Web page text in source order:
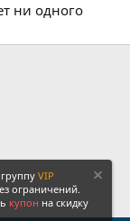
ни одного
VIP
ограничений.
купон на скидку